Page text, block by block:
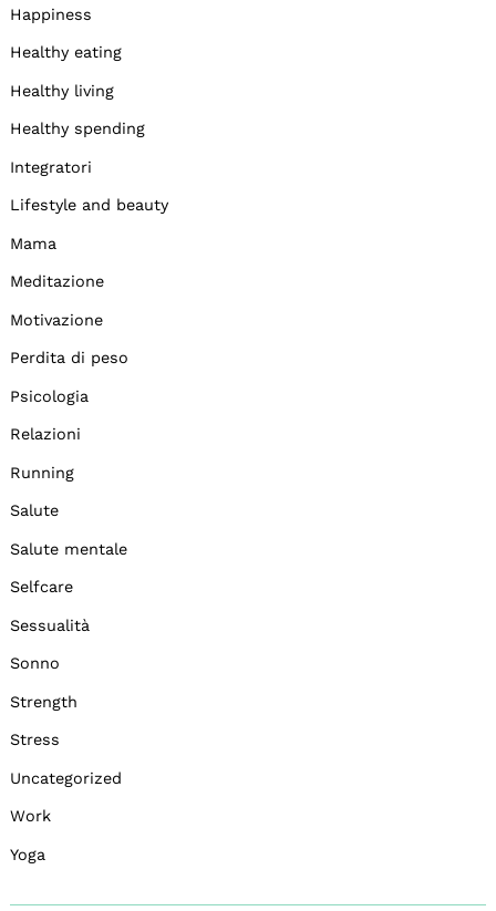
Happiness
Healthy eating
Healthy living
Healthy spending
Integratori
Lifestyle and beauty
Mama
Meditazione
Motivazione
Perdita di peso
Psicologia
Relazioni
Running
Salute
Salute mentale
Selfcare
Sessualità
Sonno
Strength
Stress
Uncategorized
Work
Yoga